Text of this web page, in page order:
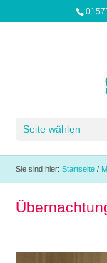
Seite wählen
Sie sind hier:Startseite /